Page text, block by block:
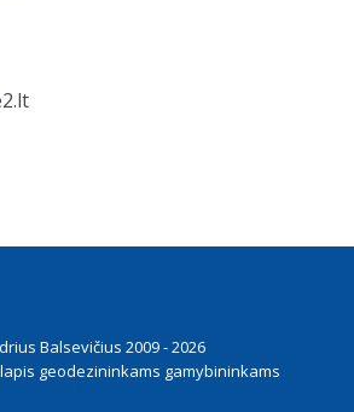
Balsevičius 2009 - 2026
geodezininkams gamybininkams